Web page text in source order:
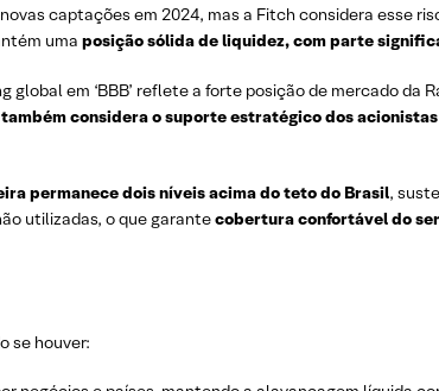
captações em 2024, mas a Fitch considera esse
uma posição sólida de liquidez, com parte
em ‘BBB’ reflete a forte posição de mercado da
considera o suporte estratégico dos
permanece dois níveis acima do teto do Brasil,
utilizadas, o que garantecobertura confortável do
se houver: